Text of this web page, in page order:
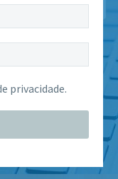
privacidade.